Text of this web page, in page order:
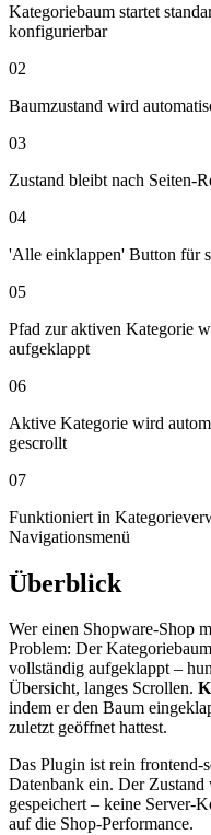
Kategoriebaum startet
konfigurierbar
02
Baumzustand wird
03
Zustand bleibt nach Seiten-
04
'Alle einklappen' Button für
05
Pfad zur aktiven Kategorie
aufgeklappt
06
Aktive Kategorie wird
gescrollt
07
Funktioniert in
Navigationsmenü
Überblick
Wer einen Shopware-Shop
Problem: Der
vollständig aufgeklappt –
Übersicht, langes Scrollen.
indem er den Baum
zuletzt geöffnet hattest.
Das Plugin ist rein
Datenbank ein. Der
gespeichert – keine Server-
auf die Shop-Performance.